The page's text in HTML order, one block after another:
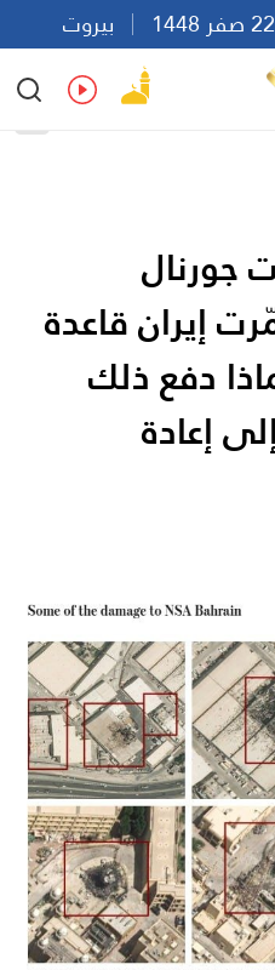
بيروت
Ar
جورنال
إيران قاعدة
دفع ذلك
إعادة